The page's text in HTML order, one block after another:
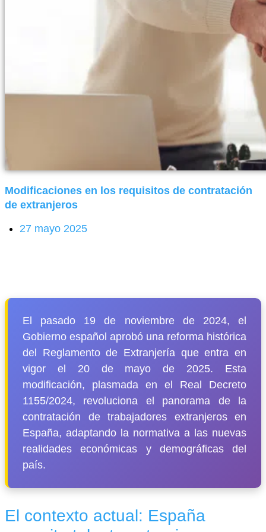
Modificaciones en los requisitos de contratación
de extranjeros
27 mayo 2025
El pasado 19 de noviembre de 2024, el
Gobierno español aprobó una reforma histórica
del Reglamento de Extranjería que entra en
vigor el 20 de mayo de 2025. Esta
modificación, plasmada en el Real Decreto
1155/2024, revoluciona el panorama de la
contratación de trabajadores extranjeros en
España, adaptando la normativa a las nuevas
realidades económicas y demográficas del
país.
El contexto actual: España